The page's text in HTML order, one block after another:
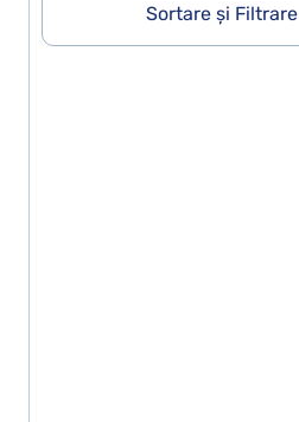
Sortare și Filtrare